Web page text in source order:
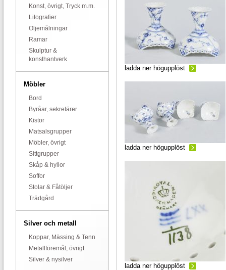
Konst, övrigt, Tryck m.m.
Litografier
Oljemålningar
Ramar
Skulptur &
konsthantverk
Möbler
Bord
Byråar, sekretärer
Kistor
Matsalsgrupper
Möbler, övrigt
Sittgrupper
Skåp & hyllor
Soffor
Stolar & Fåtöljer
Trädgård
Silver och metall
Koppar, Mässing & Tenn
Metallföremål, övrigt
Silver & nysilver
ladda ner högupplöst
ladda ner högupplöst
ladda ner högupplöst